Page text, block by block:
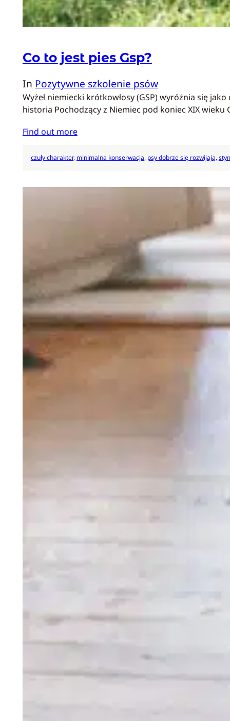
Co to jest pies Gsp?
In Pozytywne szkolenie psów
Wyżeł niemiecki krótkowłosy (GSP) wyróżnia się
historia Pochodzący z Niemiec pod koniec XIX
Find out more
czuły charakter, minimalna konserwacja, psy dobrze się rozwijają,